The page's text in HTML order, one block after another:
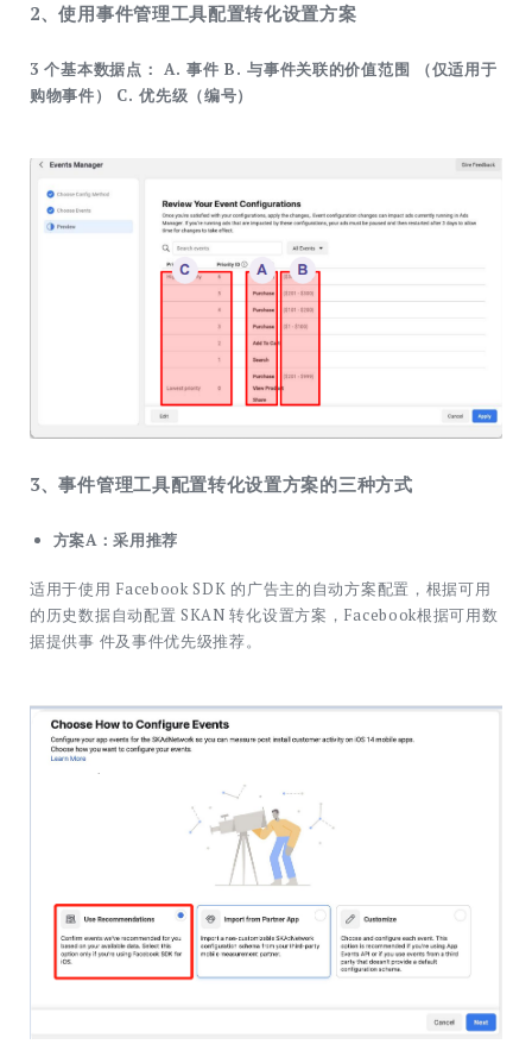
2、使用事件管理工具配置转化设置方案
3 个基本数据点： A. 事件 B. 与事件关联的价值范围 （仅适用于
购物事件） C. 优先级（编号）
3、事件管理工具配置转化设置方案的三种方式
方案A：采用推荐
适用于使用 Facebook SDK 的广告主的自动方案配置，根据可用
的历史数据自动配置 SKAN 转化设置方案，Facebook根据可用数
据提供事 件及事件优先级推荐。